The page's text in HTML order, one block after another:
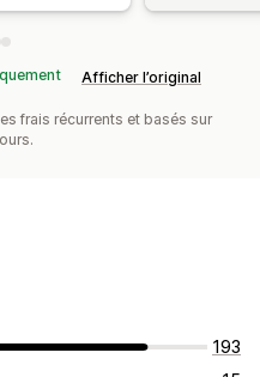
Afficher l’original
frais récurrents et basés sur
193